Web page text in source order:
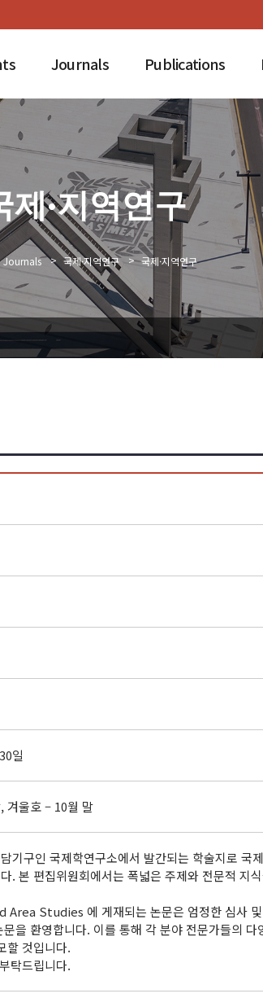
Journals Publications
제·지역연구
Journals > 국제·지역연구 > 국제·지역연구
일
겨울호 – 10월 말
기구인 국제학연구소에서 발간되는 학술지로
. 본 편집위원회에서는 폭넓은 주제와 전문적 지
Studies 에 게재되는 논문은 엄정한 심사 및
을 환영합니다. 이를 통해 각 분야 전문가들의
할 것입니다.
탁드립니다.